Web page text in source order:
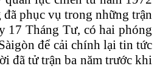
phục vụ trong những trận
17 Tháng Tư, có hai phóng
để cải chính lại tin tức
đã tử trận ba năm trước khi